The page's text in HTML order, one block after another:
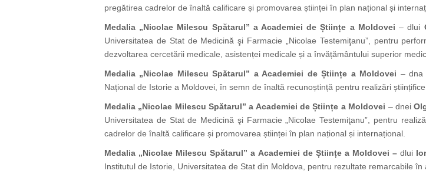
pregătirea cadrelor de înaltă calificare și promovarea științei în plan național și
Medalia „Nicolae Milescu Spătarul” a Academiei de Științe a Moldovei – dlui
Universitatea de Stat de Medicină şi Farmacie „Nicolae Testemiţanu”, pentru
dezvoltarea cercetării medicale, asistenței medicale și a învățământului superior
Medalia „Nicolae Milescu Spătarul” a Academiei de Științe a Moldovei – dna
Național de Istorie a Moldovei, în semn de înaltă recunoștință pentru realizări științifice
Medalia „Nicolae Milescu Spătarul” a Academiei de Științe a Moldovei – dnei
Universitatea de Stat de Medicină şi Farmacie „Nicolae Testemiţanu”, pentru
cadrelor de înaltă calificare și promovarea științei în plan național și internațional.
Medalia „Nicolae Milescu Spătarul” a Academiei de Științe a Moldovei –dlui
Institutul de Istorie, Universitatea de Stat din Moldova, pentru rezultate remarcabile